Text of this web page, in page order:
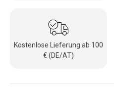
Kostenlose Lieferung ab 100
€ (DE/AT)